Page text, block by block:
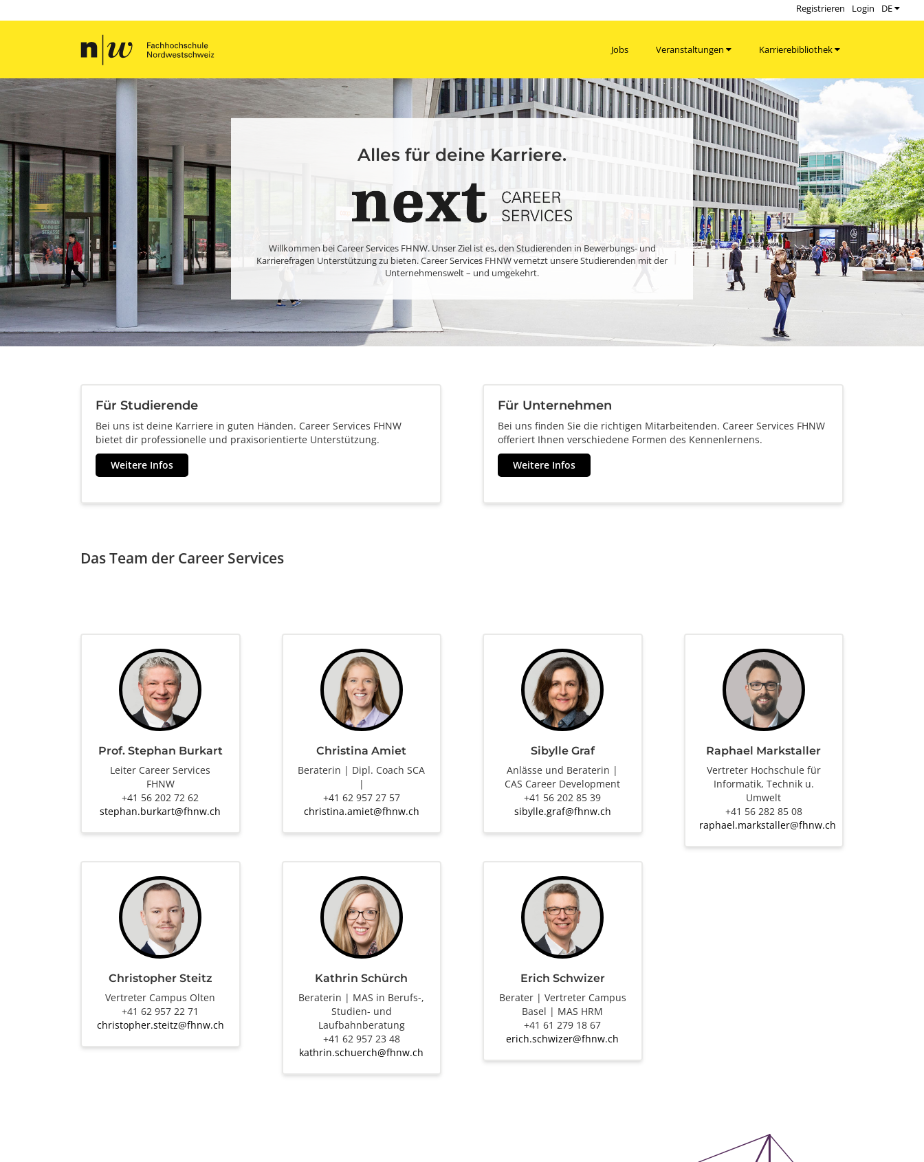
Registrieren Login DE
Jobs Veranstaltungen Karrierebibliothek
Alles für deine Karriere.
Willkommen bei Career Services FHNW. Unser Ziel ist es, den Studierenden in Bewerbungs- und
Karrierefragen Unterstützung zu bieten. Career Services FHNW vernetzt unsere Studierenden mit der
Unternehmenswelt – und umgekehrt.
Für Studierende
Bei uns ist deine Karriere in guten Händen. Career Services FHNW
bietet dir professionelle und praxisorientierte Unterstützung.
Weitere Infos
Für Unternehmen
Bei uns finden Sie die richtigen Mitarbeitenden. Career Services FHNW
offeriert Ihnen verschiedene Formen des Kennenlernens.
Weitere Infos
Das Team der Career Services
Prof. Stephan Burkart
Leiter Career Services
FHNW
+41 56 202 72 62
stephan.burkart@fhnw.ch
Christina Amiet
Beraterin | Dipl. Coach SCA
|
+41 62 957 27 57
christina.amiet@fhnw.ch
Sibylle Graf
Anlässe und Beraterin |
CAS Career Development
+41 56 202 85 39
sibylle.graf@fhnw.ch
Raphael Markstaller
Vertreter Hochschule für
Informatik, Technik u.
Umwelt
+41 56 282 85 08
raphael.markstaller@fhnw.ch
Christopher Steitz
Vertreter Campus Olten
+41 62 957 22 71
christopher.steitz@fhnw.ch
Kathrin Schürch
Beraterin | MAS in Berufs-,
Studien- und
Laufbahnberatung
+41 62 957 23 48
kathrin.schuerch@fhnw.ch
Erich Schwizer
Berater | Vertreter Campus
Basel | MAS HRM
+41 61 279 18 67
erich.schwizer@fhnw.ch